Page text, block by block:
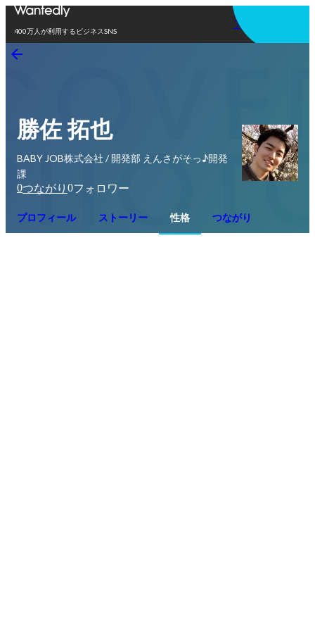
400万人が利用するビジネスSNS
アプリを使う
勝佐 拓也
BABY JOB株式会社 / 開発部 えんさがそっ♪開発
課
0つながり 0フォロワー
プロフィール ストーリー 性格 つながり